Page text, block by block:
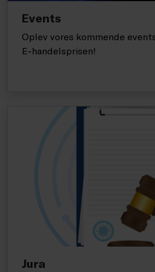
Events
Oplev vores kommende
E-handelsprisen!
Jura